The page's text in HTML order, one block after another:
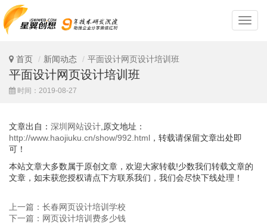
深
圳
首页 新闻动态 平面设计网页设计培训班
平面设计网页设计培训班
时间：2019-08-27
文章出自： 深圳网站设计 ,原文地址：
http://www.haojiuku.cn/show/992.html ，转载请保留文章出处即
可！
本站文章大多数属于原创文章，欢迎大家转载!少数我们转载文章的
文章，如未获您授权请点下方联系我们，我们会尽快下线处理！
上一篇：长春网页设计培训学校
下一篇：网页设计培训费多少钱